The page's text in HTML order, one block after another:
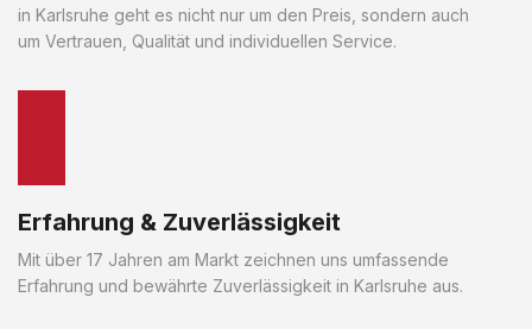
in Karlsruhe geht es nicht nur um den Preis, sondern auch
um Vertrauen, Qualität und individuellen Service.
Erfahrung & Zuverlässigkeit
Mit über 17 Jahren am Markt zeichnen uns umfassende
Erfahrung und bewährte Zuverlässigkeit in Karlsruhe aus.